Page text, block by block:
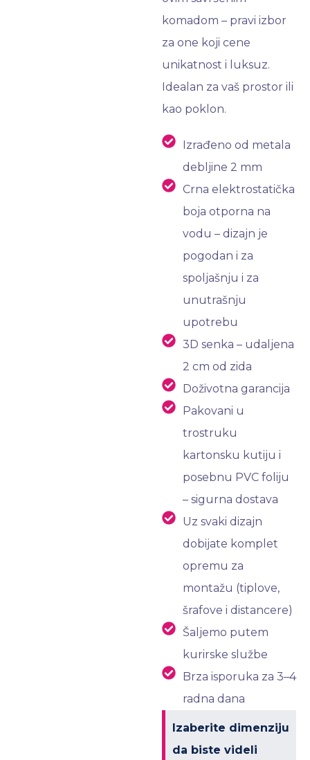
komadom – pravi izbor
za one koji cene
unikatnost i luksuz.
Idealan za vaš prostor ili
kao poklon.
Izrađeno od metala
debljine 2 mm
Crna elektrostatička
boja otporna na
vodu – dizajn je
pogodan i za
spoljašnju i za
unutrašnju
upotrebu
3D senka – udaljena
2 cm od zida
Doživotna garancija
Pakovani u
trostruku
kartonsku kutiju i
posebnu PVC foliju
– sigurna dostava
Uz svaki dizajn
dobijate komplet
opremu za
montažu (tiplove,
šrafove i distancere)
Šaljemo putem
kurirske službe
Brza isporuka za 3–4
radna dana
Izaberite dimenziju
da biste videli